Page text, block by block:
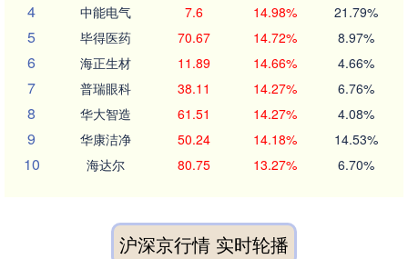
4 中能电气 7.6 14.98% 21.79%
5 毕得医药 70.67 14.72% 8.97%
6 海正生材 11.89 14.66% 4.66%
7 普瑞眼科 38.11 14.27% 6.76%
8 华大智造 61.51 14.27% 4.08%
9 华康洁净 50.24 14.18% 14.53%
10 海达尔 80.75 13.27% 6.70%
沪深京行情 实时轮播